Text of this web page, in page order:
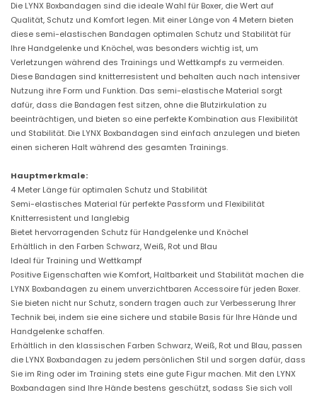
Die LYNX Boxbandagen sind die ideale Wahl für Boxer, die Wert auf
Qualität, Schutz und Komfort legen. Mit einer Länge von 4 Metern bieten
diese semi-elastischen Bandagen optimalen Schutz und Stabilität für
Ihre Handgelenke und Knöchel, was besonders wichtig ist, um
Verletzungen während des Trainings und Wettkampfs zu vermeiden.
Diese Bandagen sind knitterresistent und behalten auch nach intensiver
Nutzung ihre Form und Funktion. Das semi-elastische Material sorgt
dafür, dass die Bandagen fest sitzen, ohne die Blutzirkulation zu
beeinträchtigen, und bieten so eine perfekte Kombination aus Flexibilität
und Stabilität. Die LYNX Boxbandagen sind einfach anzulegen und bieten
einen sicheren Halt während des gesamten Trainings.
Hauptmerkmale:
4 Meter Länge für optimalen Schutz und Stabilität
Semi-elastisches Material für perfekte Passform und Flexibilität
Knitterresistent und langlebig
Bietet hervorragenden Schutz für Handgelenke und Knöchel
Erhältlich in den Farben Schwarz, Weiß, Rot und Blau
Ideal für Training und Wettkampf
Positive Eigenschaften wie Komfort, Haltbarkeit und Stabilität machen die
LYNX Boxbandagen zu einem unverzichtbaren Accessoire für jeden Boxer.
Sie bieten nicht nur Schutz, sondern tragen auch zur Verbesserung Ihrer
Technik bei, indem sie eine sichere und stabile Basis für Ihre Hände und
Handgelenke schaffen.
Erhältlich in den klassischen Farben Schwarz, Weiß, Rot und Blau, passen
die LYNX Boxbandagen zu jedem persönlichen Stil und sorgen dafür, dass
Sie im Ring oder im Training stets eine gute Figur machen. Mit den LYNX
Boxbandagen sind Ihre Hände bestens geschützt, sodass Sie sich voll